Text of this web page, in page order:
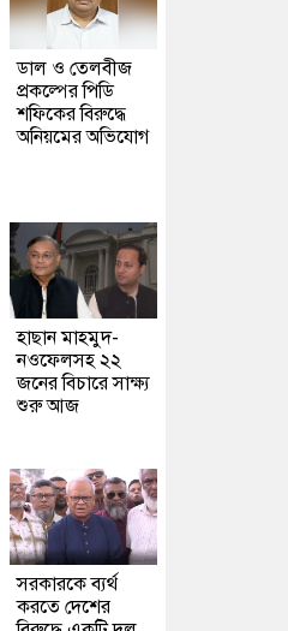
ডাল ও তেলবীজ
প্রকল্পের পিডি
শফিকের বিরুদ্ধে
অনিয়মের অভিযোগ
হাছান মাহমুদ-
নওফেলসহ ২২
জনের বিচারে সাক্ষ্য
শুরু আজ
সরকারকে ব্যর্থ
করতে দেশের